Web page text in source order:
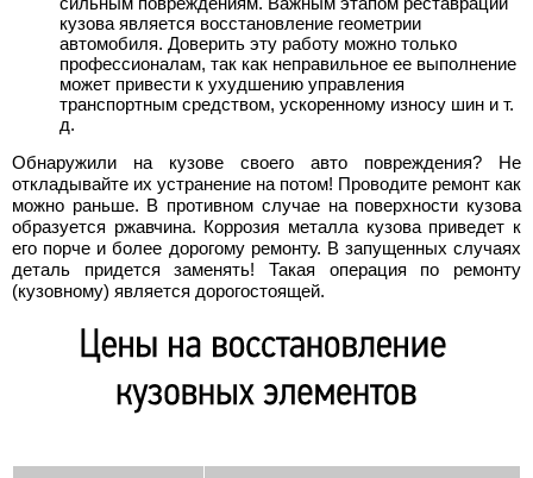
кузова является восстановление геометрии
автомобиля. Доверить эту работу можно только
профессионалам, так как неправильное ее выполнение
может привести к ухудшению управления
транспортным средством, ускоренному износу шин и т.
д.
Обнаружили на кузове своего авто повреждения? Не
откладывайте их устранение на потом! Проводите ремонт как
можно раньше. В противном случае на поверхности кузова
образуется ржавчина. Коррозия металла кузова приведет к
его порче и более дорогому ремонту. В запущенных случаях
деталь придется заменять! Такая операция по ремонту
(кузовному) является дорогостоящей.